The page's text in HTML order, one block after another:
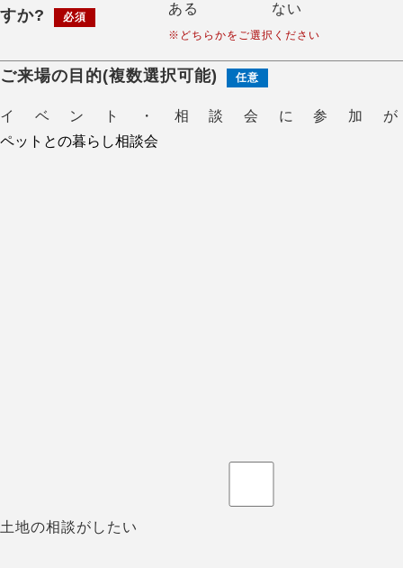
すか?
必須
ある ない
※どちらかをご選択ください
ご来場の目的(複数選択可能) 任意
イベント・相談会に参加
土地の相談がしたい